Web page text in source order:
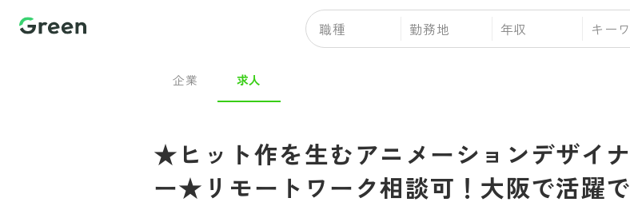
職種 勤務地 年収
企業 求人
★ヒット作を生むアニメーションデザイナ
ー★リモートワーク相談可！大阪で活躍で